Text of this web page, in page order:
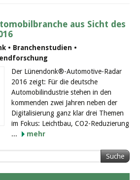
aus Sicht des
• Branchenstudien •
Der Lünendonk®-Automotive-Radar
2016 zeigt: Für die deutsche
Automobilindustrie stehen in den
kommenden zwei Jahren neben der
Digitalisierung ganz klar drei Themen
im Fokus: Leichtbau, CO2-Reduzierung
...
mehr
Suche